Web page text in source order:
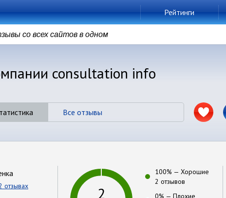
Рейтинги
со всех сайтов в одном
consultation info
Все отзывы
отзывах 2
100% — Хорошие
2 отзывов
0% — Плохие